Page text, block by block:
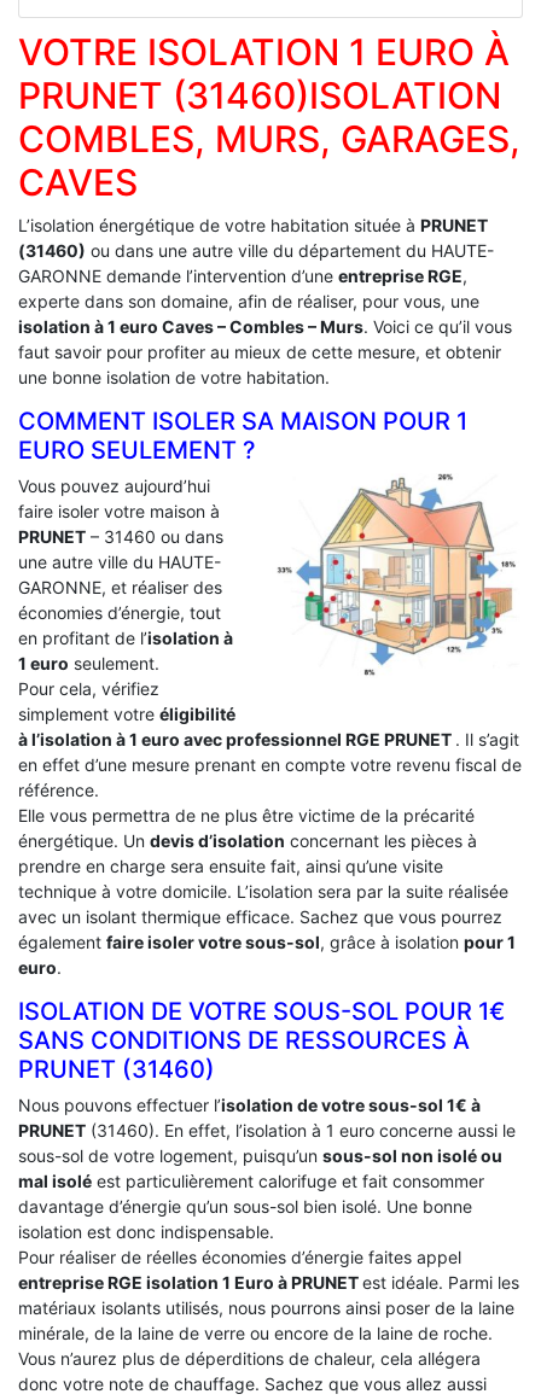
VOTRE ISOLATION 1 EURO À
PRUNET (31460)ISOLATION
COMBLES, MURS, GARAGES,
CAVES
L’isolation énergétique de votre habitation située à PRUNET
(31460) ou dans une autre ville du département du HAUTE-
GARONNE demande l’intervention d’une entreprise RGE,
experte dans son domaine, afin de réaliser, pour vous, une
isolation à 1 euro Caves – Combles – Murs. Voici ce qu’il vous
faut savoir pour profiter au mieux de cette mesure, et obtenir
une bonne isolation de votre habitation.
COMMENT ISOLER SA MAISON POUR 1
EURO SEULEMENT ?
Vous pouvez aujourd’hui
faire isoler votre maison à
PRUNET – 31460 ou dans
une autre ville du HAUTE-
GARONNE, et réaliser des
économies d’énergie, tout
en profitant de l’isolation à
1 euro seulement.
Pour cela, vérifiez
simplement votre éligibilité
à l’isolation à 1 euro avec professionnel RGE PRUNET . Il s’agit
en effet d’une mesure prenant en compte votre revenu fiscal de
référence.
Elle vous permettra de ne plus être victime de la précarité
énergétique. Un devis d’isolation concernant les pièces à
prendre en charge sera ensuite fait, ainsi qu’une visite
technique à votre domicile. L’isolation sera par la suite réalisée
avec un isolant thermique efficace. Sachez que vous pourrez
également faire isoler votre sous-sol, grâce à isolation pour 1
euro.
ISOLATION DE VOTRE SOUS-SOL POUR 1€
SANS CONDITIONS DE RESSOURCES À
‎PRUNET (31460)
Nous pouvons effectuer l’isolation de votre sous-sol 1€ à
PRUNET (31460). En effet, l’isolation à 1 euro concerne aussi le
sous-sol de votre logement, puisqu’un sous-sol non isolé ou
mal isolé est particulièrement calorifuge et fait consommer
davantage d’énergie qu’un sous-sol bien isolé. Une bonne
isolation est donc indispensable.
Pour réaliser de réelles économies d’énergie faites appel
entreprise RGE isolation 1 Euro à PRUNETest idéale. Parmi les
matériaux isolants utilisés, nous pourrons ainsi poser de la laine
minérale, de la laine de verre ou encore de la laine de roche.
Vous n’aurez plus de déperditions de chaleur, cela allégera
donc votre note de chauffage. Sachez que vous allez aussi